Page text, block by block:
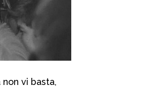
vi basta,